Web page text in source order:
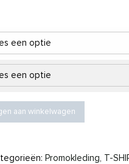
€ 6,80 tot € 8,53
CVC unisex aantal
aan winkelwagen
Promokleding T-